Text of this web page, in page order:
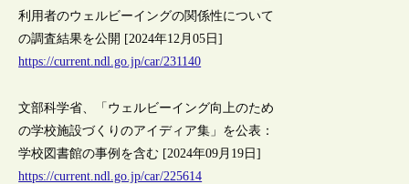
利用者のウェルビーイングの関係性について
の調査結果を公開 [2024年12月05日]
https://current.ndl.go.jp/car/231140
文部科学省、「ウェルビーイング向上のため
の学校施設づくりのアイディア集」を公表：
学校図書館の事例を含む [2024年09月19日]
https://current.ndl.go.jp/car/225614